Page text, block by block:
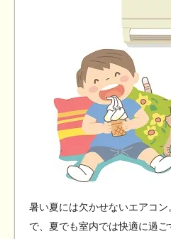
暑い夏には欠かせないエアコ
で、夏でも室内では快適に過